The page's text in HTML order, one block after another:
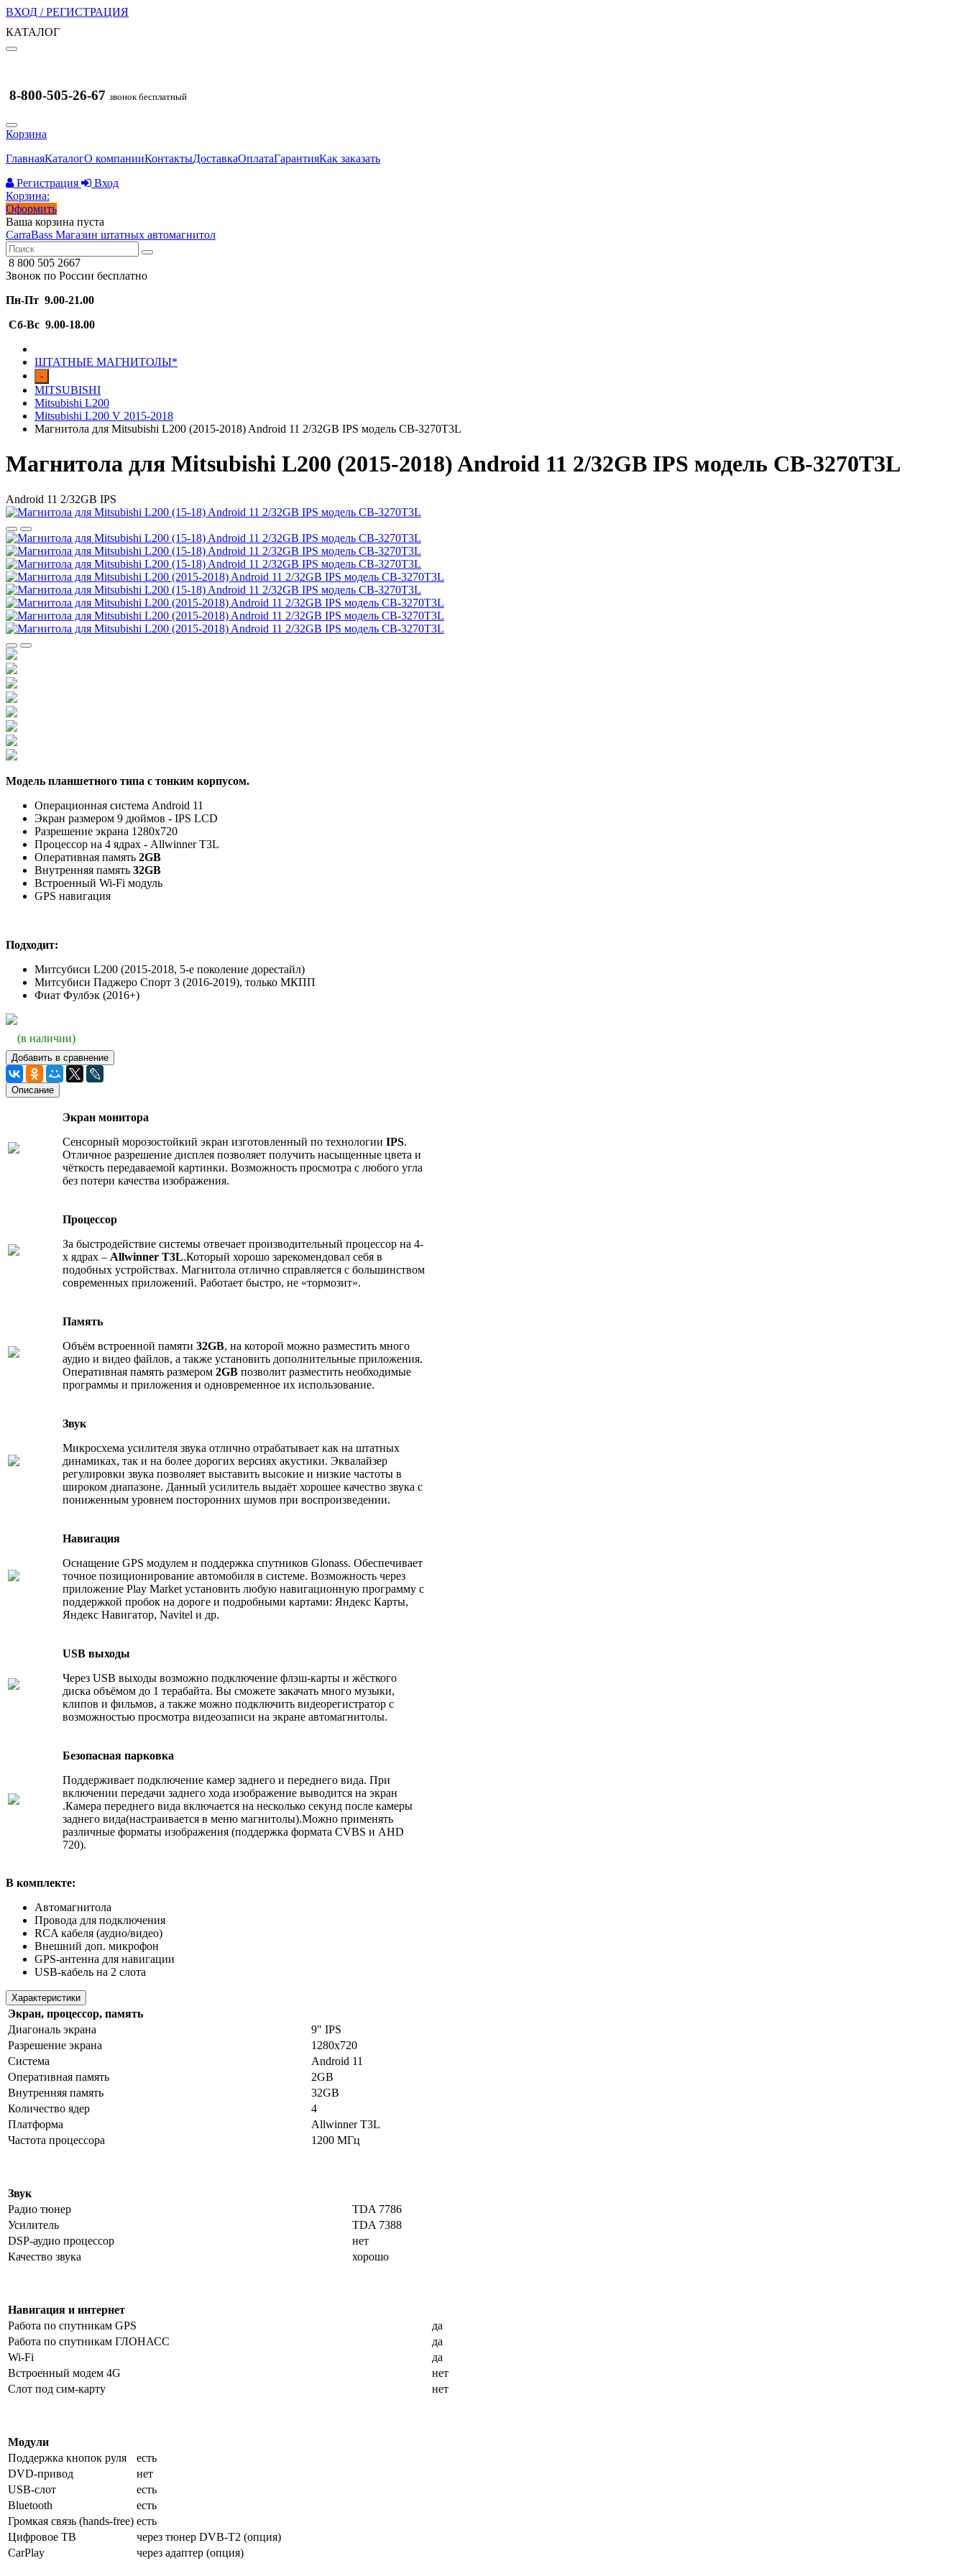
ВХОД / РЕГИСТРАЦИЯ
КАТАЛОГ
8-800-505-26-67 звонок бесплатный
Корзина
ГлавнаяКаталогО компанииКонтактыДоставкаОплатаГарантияКак заказать
Регистрация
Вход
Корзина:
Оформить
Ваша корзина пуста
CarraBass Магазин штатных автомагнитол
8 800 505 2667
Звонок по России бесплатно
Пн-Пт 9.00-21.00
Сб-Вс 9.00-18.00
ШТАТНЫЕ МАГНИТОЛЫ*
-
MITSUBISHI
Mitsubishi L200
Mitsubishi L200 V 2015-2018
Магнитола для Mitsubishi L200 (2015-2018) Android 11 2/32GB IPS модель CB-3270T3L
Магнитола для Mitsubishi L200 (2015-2018) Android 11 2/32GB IPS модель CB-3270T3L
Android 11 2/32GB IPS
Модель планшетного типа с тонким корпусом.
Операционная система Android 11
Экран размером 9 дюймов - IPS LCD
Разрешение экрана 1280x720
Процессор на 4 ядрах - Allwinner T3L
Оперативная память 2GB
Внутренняя память 32GB
Встроенный Wi-Fi модуль
GPS навигация
Подходит:
Митсубиси L200 (2015-2018, 5-е поколение дорестайл)
Митсубиси Паджеро Спорт 3 (2016-2019), только МКПП
Фиат Фулбэк (2016+)
(в наличии)
Добавить в сравнение
Описание
Экран монитора
Сенсорный морозостойкий экран изготовленный по технологии IPS.
Отличное разрешение дисплея позволяет получить насыщенные цвета и
чёткость передаваемой картинки. Возможность просмотра с любого угла
без потери качества изображения.
Процессор
За быстродействие системы отвечает производительный процессор на 4‐
х ядрах – Allwinner T3L.Который хорошо зарекомендовал себя в
подобных устройствах. Магнитола отлично справляется с большинством
современных приложений. Работает быстро, не «тормозит».
Память
Объём встроенной памяти 32GB, на которой можно разместить много
аудио и видео файлов, а также установить дополнительные приложения.
Оперативная память размером 2GB позволит разместить необходимые
программы и приложения и одновременное их использование.
Звук
Микросхема усилителя звука отлично отрабатывает как на штатных
динамиках, так и на более дорогих версиях акустики. Эквалайзер
регулировки звука позволяет выставить высокие и низкие частоты в
широком диапазоне. Данный усилитель выдаёт хорошее качество звука с
пониженным уровнем посторонних шумов при воспроизведении.
Навигация
Оснащение GPS модулем и поддержка спутников Glonass. Обеспечивает
точное позиционирование автомобиля в системе. Возможность через
приложение Play Market установить любую навигационную программу с
поддержкой пробок на дороге и подробными картами: Яндекс Карты,
Яндекс Навигатор, Navitel и др.
USB выходы
Через USB выходы возможно подключение флэш-карты и жёсткого
диска объёмом до 1 терабайта. Вы сможете закачать много музыки,
клипов и фильмов, а также можно подключить видеорегистратор с
возможностью просмотра видеозаписи на экране автомагнитолы.
Безопасная парковка
Поддерживает подключение камер заднего и переднего вида. При
включении передачи заднего хода изображение выводится на экран
.Камера переднего вида включается на несколько секунд после камеры
заднего вида(настраивается в меню магнитолы).Можно применять
различные форматы изображения (поддержка формата CVBS и AHD
720).
В комплекте:
Автомагнитола
Провода для подключения
RCA кабеля (аудио/видео)
Внешний доп. микрофон
GPS-антенна для навигации
USB-кабель на 2 слота
Характеристики
Экран, процессор, память
Диагональ экрана
9" IPS
Разрешение экрана
1280х720
Система
Android 11
Оперативная память
2GB
Внутренняя память
32GB
Количество ядер
4
Платформа
Allwinner T3L
Частота процессора
1200 МГц
Звук
Радио тюнер
TDA 7786
Усилитель
TDA 7388
DSP-аудио процессор
нет
Качество звука
хорошо
Навигация и интернет
Работа по спутникам GPS
да
Работа по спутникам ГЛОНАСС
да
Wi-Fi
да
Встроенный модем 4G
нет
Слот под сим-карту
нет
Модули
Поддержка кнопок руля
есть
DVD-привод
нет
USB-слот
есть
Bluetooth
есть
Громкая связь (hands-free) есть
Цифровое ТВ
через тюнер DVB-T2 (опция)
CarPlay
через адаптер (опция)